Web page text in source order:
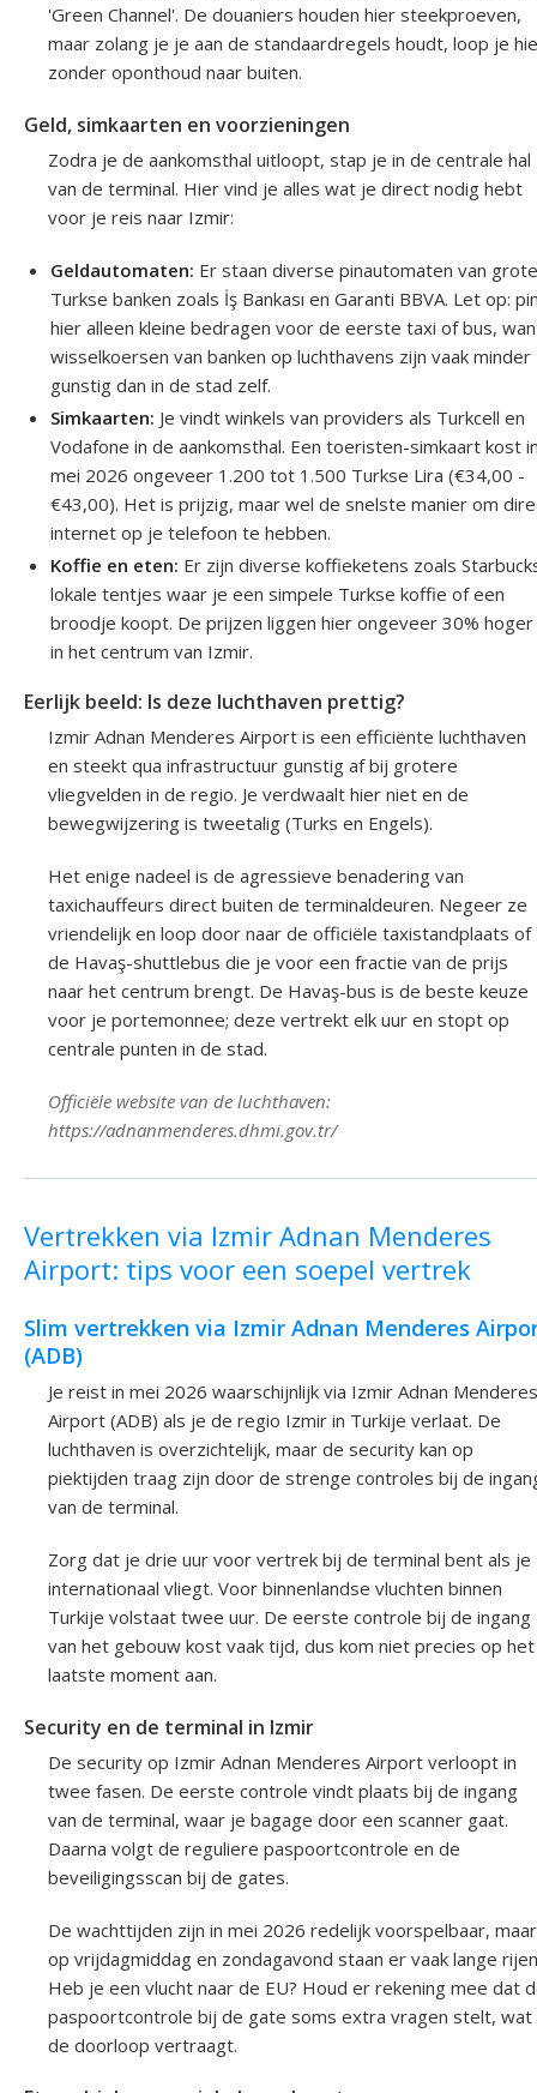
'Green Channel'. De douaniers houden hier steekproeven,
maar zolang je je aan de standaardregels houdt, loop je
zonder oponthoud naar buiten.
Geld, simkaarten en voorzieningen
Zodra je de aankomsthal uitloopt, stap je in de centrale hal
van de terminal. Hier vind je alles wat je direct nodig hebt
voor je reis naar Izmir:
Geldautomaten: Er staan diverse pinautomaten van
Turkse banken zoals İş Bankası en Garanti BBVA. Let op:
hier alleen kleine bedragen voor de eerste taxi of bus,
wisselkoersen van banken op luchthavens zijn vaak minder
gunstig dan in de stad zelf.
Simkaarten: Je vindt winkels van providers als Turkcell en
Vodafone in de aankomsthal. Een toeristen-simkaart kost
mei 2026 ongeveer 1.200 tot 1.500 Turkse Lira (€34,00 -
€43,00). Het is prijzig, maar wel de snelste manier om
internet op je telefoon te hebben.
Koffie en eten: Er zijn diverse koffieketens zoals
lokale tentjes waar je een simpele Turkse koffie of een
broodje koopt. De prijzen liggen hier ongeveer 30% hoger
in het centrum van Izmir.
Eerlijk beeld: Is deze luchthaven prettig?
Izmir Adnan Menderes Airport is een efficiënte luchthaven
en steekt qua infrastructuur gunstig af bij grotere
vliegvelden in de regio. Je verdwaalt hier niet en de
bewegwijzering is tweetalig (Turks en Engels).
Het enige nadeel is de agressieve benadering van
taxichauffeurs direct buiten de terminaldeuren. Negeer ze
vriendelijk en loop door naar de officiële taxistandplaats of
de Havaş-shuttlebus die je voor een fractie van de prijs
naar het centrum brengt. De Havaş-bus is de beste keuze
voor je portemonnee; deze vertrekt elk uur en stopt op
centrale punten in de stad.
Officiële website van de luchthaven:
https://adnanmenderes.dhmi.gov.tr/
Vertrekken via Izmir Adnan Menderes
Airport: tips voor een soepel vertrek
Slim vertrekken via Izmir Adnan Menderes
(ADB)
Je reist in mei 2026 waarschijnlijk via Izmir Adnan Menderes
Airport (ADB) als je de regio Izmir in Turkije verlaat. De
luchthaven is overzichtelijk, maar de security kan op
piektijden traag zijn door de strenge controles bij de
van de terminal.
Zorg dat je drie uur voor vertrek bij de terminal bent als je
internationaal vliegt. Voor binnenlandse vluchten binnen
Turkije volstaat twee uur. De eerste controle bij de ingang
van het gebouw kost vaak tijd, dus kom niet precies op het
laatste moment aan.
Security en de terminal in Izmir
De security op Izmir Adnan Menderes Airport verloopt in
twee fasen. De eerste controle vindt plaats bij de ingang
van de terminal, waar je bagage door een scanner gaat.
Daarna volgt de reguliere paspoortcontrole en de
beveiligingsscan bij de gates.
De wachttijden zijn in mei 2026 redelijk voorspelbaar, maar
op vrijdagmiddag en zondagavond staan er vaak lange
Heb je een vlucht naar de EU? Houd er rekening mee dat
paspoortcontrole bij de gate soms extra vragen stelt, wat
de doorloop vertraagt.